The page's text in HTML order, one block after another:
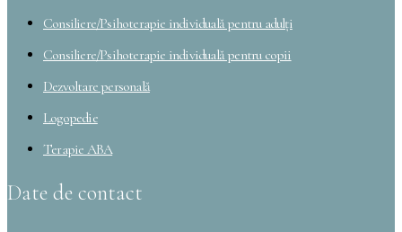
Consiliere/Psihoterapie individuală pentru adulți
Consiliere/Psihoterapie individuală pentru copii
Dezvoltare personală
Logopedie
Terapie ABA
Date de contact